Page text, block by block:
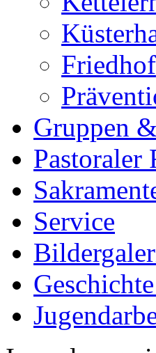
Friedhof
Gruppen
Pastoraler
Service